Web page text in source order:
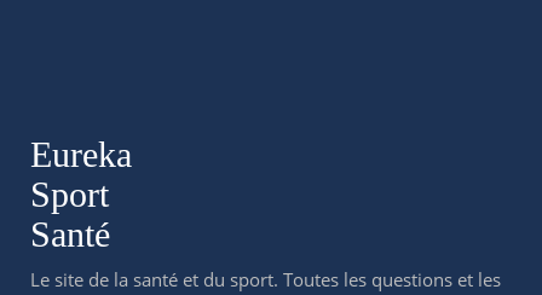
Eureka
Sport
Santé
Le site de la santé et du sport. Toutes les questions et les